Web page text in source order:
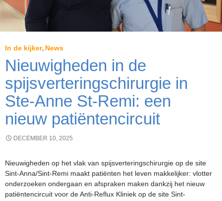
In de kijker, News
Nieuwigheden in de
spijsverteringschirurgie in
Ste-Anne St-Remi: een
nieuw patiëntencircuit
DECEMBER 10, 2025
Nieuwigheden op het vlak van spijsverteringschirurgie op de site
Sint-Anna/Sint-Remi maakt patiënten het leven makkelijker: vlotter
onderzoeken ondergaan en afspraken maken dankzij het nieuw
patiëntencircuit voor de Anti-Reflux Kliniek op de site Sint-